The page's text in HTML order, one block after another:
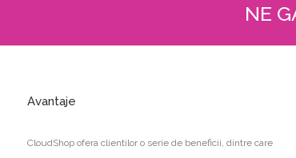
NE
Avantaje
CloudShop ofera clientilor o serie de beneficii, dintre care